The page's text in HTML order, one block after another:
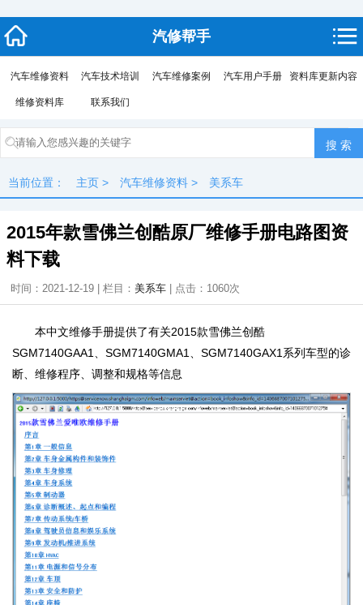
汽修帮手
汽车维修资料 汽车技术培训 汽车维修案例 汽车用户手册 资料库更新内容
维修资料库 联系我们
当前位置： 主页 > 汽车维修资料 > 美系车
2015年款雪佛兰创酷原厂维修手册电路图资
料下载
时间：2021-12-19 | 栏目： 美系车 | 点击： 1060次
本中文维修手册提供了有关2015款雪佛兰创酷
SGM7140GAA1、SGM7140GMA1、SGM7140GAX1系列车型的诊
断、维修程序、调整和规格等信息